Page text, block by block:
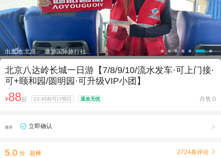
出发地:北京 遨游国际旅行社...
北京八达岭长城一日游【7/8/9/10/流水发车·可上门接·
可+颐和园/圆明园·可升级VIP小团】
¥88起 23:45前可订明日 退改无忧 月售:0
服务 立即确认 
5.0 分 超棒 2724条评论 